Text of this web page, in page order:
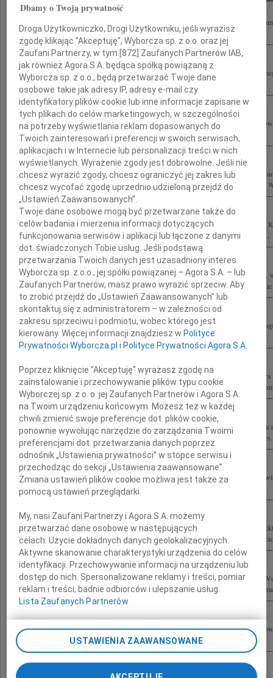
Są rzeczy, które trudno pojąć rozumem i których zrozumieć nie chcemy, lecz one
tych niezwykle trudnych dniach Rodzinie naszego Mistrza i Nauczyciela...
Wyrazy głębokiego współczucia z powodu śmierci wspaniałego Człowieka,
Stefana Kuryłowicza Rodzinie, Współpracownikom oraz Przyjaciołom...
6 czerwca 2011 roku zginął tragicznie wspaniały Kolega i Przyjaciel Stefan
zza oceanu łączymy się myślami ze wszystkimi, których ta tragedia boleśnie...
Z powodu tragicznej śmierci naszego Kolegi, wybitnego architekta prof. Stefana
Przyjaciołom oraz Współpracownikom składamy wyrazy głębokiego współczucia.
Z wielkim smutkiem i żalem żegnam tragicznie zmarłego Kolegę profesora
tragedii składam wyrazy współczucia prof. Ewie Kuryłowicz wszystkim Bliskim i...
Z wielkim żalem przyjęliśmy wiadomość o tragicznej śmierci wybitnego architekta,
Konkursu Polski Cement w Architekturze prof. arch. Stefana Kuryłowicza Rodzinie
Wstrząśnięci wiadomością o tragicznej śmierci Stefana Kuryłowicza w poczuciu
Ewie Kuryłowicz wyrazy żalu i współczucia Jacek Kwieciński z rodziną
Z głębokim smutkiem i żalem przyjęliśmy wiadomość o tragicznej śmierci profesora
wybitnego architekta i wspaniałego Człowieka Szczere wyrazy współczucia
Z powodu tragicznej śmierci prof. Stefana Kuryłowicza nieocenionej postaci
zaszczyt współpracować najszczersze wyrazy współczucia Rodzinie składają
Z głębokim smutkiem przyjęliśmy wiadomość o śmierci profesora Stefana
życiu wszystkich nas, autorytetem w dziedzinie architektury i wzorem do...
Z głębokim żalem przyjęliśmy wiadomość o tragicznej śmierci Prof. dr. hab.
Rodzinie i Współpracownikom wyrazy szczerego współczucia składają Zarząd i
Z głębokim żalem i smutkiem żegnamy profesora Stefana Kuryłowicza oraz Jego
Syropolskiego składamy wyrazy współczucia Rodzinie, Najbliższym oraz
Wyrazy głębokiego współczucia Ewie i Rodzinie z powodu śmierci Stefana
Dbamy o Twoją prywatność
Droga Użytkowniczko, Drogi Użytkowniku, jeśli wyrazisz
zgodę klikając "Akceptuję", Wyborcza sp. z o.o. oraz jej
Zaufani Partnerzy, w tym [872] Zaufanych Partnerów IAB,
jak również Agora S.A. będąca spółką powiązaną z
Wyborcza sp. z o.o., będą przetwarzać Twoje dane
osobowe takie jak adresy IP, adresy e-mail czy
identyfikatory plików cookie lub inne informacje zapisane w
tych plikach do celów marketingowych, w szczególności
na potrzeby wyświetlania reklam dopasowanych do
Twoich zainteresowań i preferencji w swoich serwisach,
aplikacjach i w Internecie lub personalizacji treści w nich
wyświetlanych. Wyrażenie zgody jest dobrowolne. Jeśli nie
chcesz wyrazić zgody, chcesz ograniczyć jej zakres lub
chcesz wycofać zgodę uprzednio udzieloną przejdź do
„Ustawień Zaawansowanych”.
Twoje dane osobowe mogą być przetwarzane także do
celów badania i mierzenia informacji dotyczących
funkcjonowania serwisów i aplikacji lub łączone z danymi
dot. świadczonych Tobie usług. Jeśli podstawą
przetwarzania Twoich danych jest uzasadniony interes
Wyborcza sp. z o.o., jej spółki powiązanej – Agora S.A. – lub
Zaufanych Partnerów, masz prawo wyrazić sprzeciw. Aby
to zrobić przejdź do „Ustawień Zaawansowanych” lub
skontaktuj się z administratorem – w zależności od
zakresu sprzeciwu i podmiotu, wobec którego jest
kierowany. Więcej informacji znajdziesz wPolityce
Prywatności Wyborcza.pl iPolityce Prywatności Agora S.A.
Poprzez kliknięcie "Akceptuję" wyrażasz zgodę na
zainstalowanie i przechowywanie plików typu cookie
Wyborczej sp. z o. o. jej Zaufanych Partnerów i Agora S.A.
na Twoim urządzeniu końcowym. Możesz też w każdej
chwili zmienić swoje preferencje dot. plików cookie,
ponownie wywołując narzędzie do zarządzania Twoimi
preferencjami dot. przetwarzania danych poprzez
odnośnik „Ustawienia prywatności” w stopce serwisu i
przechodząc do sekcji „Ustawienia zaawansowane”.
Zmiana ustawień plików cookie możliwa jest także za
pomocą ustawień przeglądarki.
My, nasi Zaufani Partnerzy i Agora S.A. możemy
przetwarzać dane osobowe w następujących
celach:Użycie dokładnych danych geolokalizacyjnych.
Aktywne skanowanie charakterystyki urządzenia do celów
identyfikacji. Przechowywanie informacji na urządzeniu lub
dostęp do nich. Spersonalizowane reklamy i treści, pomiar
reklam i treści, badnie odbiorców i ulepszanie usług.
Lista Zaufanych Partnerów
USTAWIENIA ZAAWANSOWANE